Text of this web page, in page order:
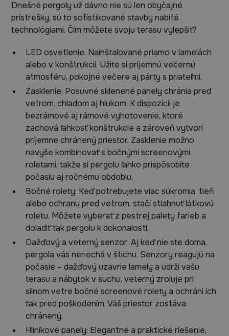
Dnešné pergoly už dávno nie sú len obyčajné
prístrešky, sú to sofistikované stavby nabité
technológiami. Čím môžete svoju terasu vylepšiť?
LED osvetlenie: Nainštalované priamo v lamelách
alebo v konštrukcii. Užite si príjemnú večernú
atmosféru, pokojné večere aj párty s priateľmi.
Zasklenie: Posuvné sklenené panely chránia pred
vetrom, chladom aj hlukom. K dispozícii je
bezrámové aj rámové vyhotovenie, ktoré
zachová ľahkosť konštrukcie a zároveň vytvorí
príjemne chránený priestor. Zasklenie možno
navyše kombinovať s bočnými screenovými
roletami, takže si pergolu ľahko prispôsobíte
počasiu aj ročnému obdobiu.
Bočné rolety: Keď potrebujete viac súkromia, tieň
alebo ochranu pred vetrom, stačí stiahnuť látkovú
roletu. Môžete vyberať z pestrej palety farieb a
doladiť tak pergolu k dokonalosti.
Dažďový a veterný senzor: Aj keď nie ste doma,
pergola vás nenechá v štichu. Senzory reagujú na
počasie – dažďový uzavrie lamely a udrží vašu
terasu a nábytok v suchu, veterný zroluje pri
silnom vetre bočné screenové rolety a ochráni ich
tak pred poškodením. Váš priestor zostáva
chránený.
Hliníkové panely: Elegantné a praktické riešenie,